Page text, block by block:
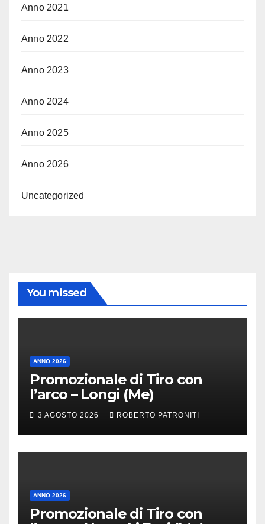
Anno 2021
Anno 2022
Anno 2023
Anno 2024
Anno 2025
Anno 2026
Uncategorized
You missed
ANNO 2026
Promozionale di Tiro con
l’arco – Longi (Me)
3 AGOSTO 2026 ROBERTO PATRONITI
ANNO 2026
Promozionale di Tiro con